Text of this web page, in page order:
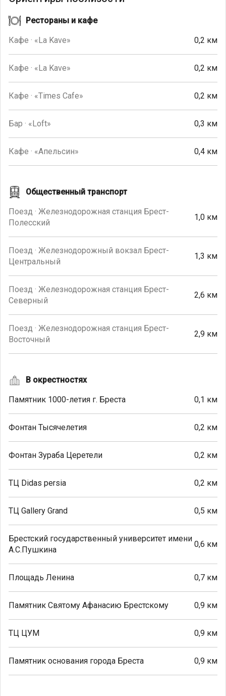
Рестораны и кафе
Кафе · «La Kave» 0,2 км
Кафе · «La Kave» 0,2 км
Кафе · «Times Cafe» 0,2 км
Бар · «Loft» 0,3 км
Кафе · «Апельсин» 0,4 км
Общественный транспорт
Поезд · Железнодорожная станция Брест-
Полесский
1,0 км
Поезд · Железнодорожный вокзал Брест-
Центральный
1,3 км
Поезд · Железнодорожная станция Брест-
Северный
2,6 км
Поезд · Железнодорожная станция Брест-
Восточный
2,9 км
В окрестностях
Памятник 1000-летия г. Бреста 0,1 км
Фонтан Тысячелетия 0,2 км
Фонтан Зураба Церетели 0,2 км
ТЦ Didas persia 0,2 км
ТЦ Gallery Grand 0,5 км
Брестский государственный университет имени
А.С.Пушкина
0,6 км
Площадь Ленина 0,7 км
Памятник Святому Афанасию Брестскому 0,9 км
ТЦ ЦУМ 0,9 км
Памятник основания города Бреста 0,9 км